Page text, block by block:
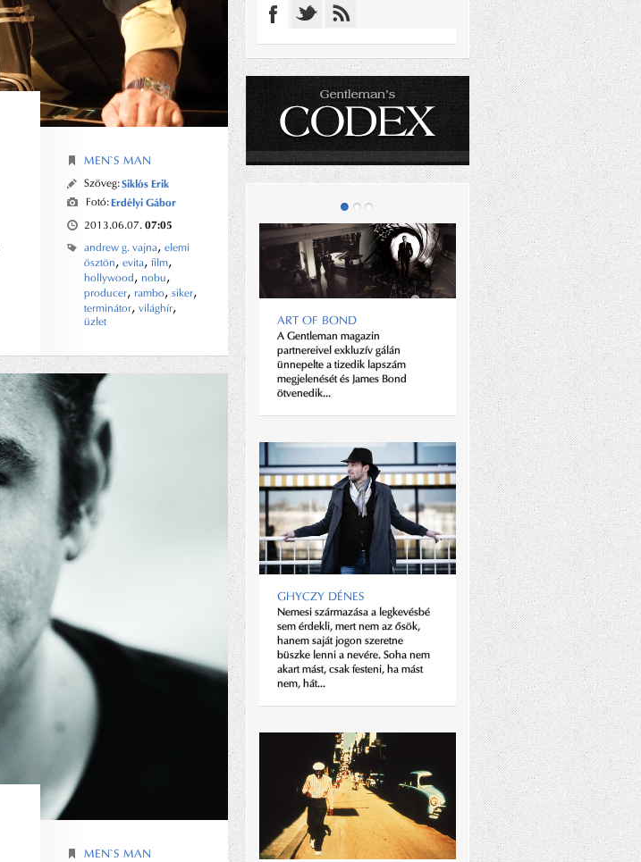
MEN`S MAN
Szöveg:Siklós Erik
Fotó:Erdélyi Gábor
2013.06.07. 07:05
andrew g. vajna, elemi
ösztön, evita, film,
hollywood , nobu,
producer, rambo, siker,
terminátor, világhír,
üzlet
MEN`S MAN
ART OF BOND
A Gentleman magazin
partnereivel exkluzív gálán
ünnepelte a tizedik lapszám
megjelenését és James Bond
ötvenedik...
GHYCZY DÉNES
Nemesi származása a legkevésbé
sem érdekli, mert nem az ősök,
hanem saját jogon szeretne
büszke lenni a nevére. Soha nem
akart mást, csak festeni, ha mást
nem, hát...
SÁNDOR GYÖRGY
Az egyik bevásárlóközpont
kávézójának asztalánál pillantom
meg. Nem néz fel, dolgozik.
Gépelt lapot olvas, tollal beleír.
„Keresek egy embert” – lépek...
ÖRÖK AGGLEGÉNY
Mégis milyen karrierre számíthat
az a színész, aki rögtön első
filmszerep előtt már Tony-díjat
kap? Körülbelül olyanra, amilyen
Al Pacinónak...